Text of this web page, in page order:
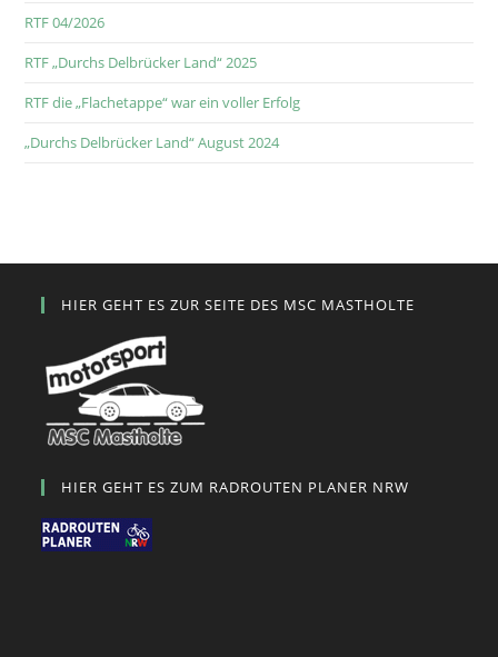
RTF 04/2026
RTF „Durchs Delbrücker Land“ 2025
RTF die „Flachetappe“ war ein voller Erfolg
„Durchs Delbrücker Land“ August 2024
HIER GEHT ES ZUR SEITE DES MSC MASTHOLTE
HIER GEHT ES ZUM RADROUTEN PLANER NRW